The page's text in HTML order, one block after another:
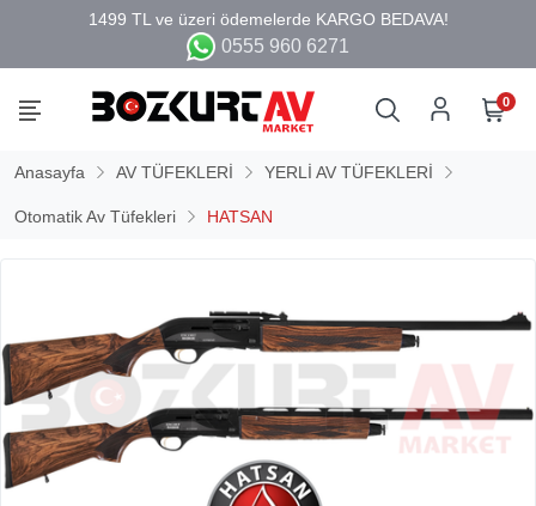
0555 960 6271
0
Anasayfa AV TÜFEKLERİ YERLİ AV TÜFEKLERİ
Otomatik Av Tüfekleri HATSAN